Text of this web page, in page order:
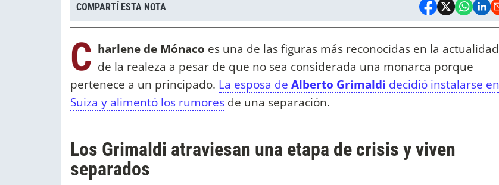
COMPARTÍ ESTA NOTA
C harlene de Mónaco es una de las figuras más reconocidas en la actualidad
de la realeza a pesar de que no sea considerada una monarca porque
pertenece a un principado. La esposa de Alberto Grimaldi decidió instalarse en
Suiza y alimentó los rumores de una separación.
Los Grimaldi atraviesan una etapa de crisis y viven
separados